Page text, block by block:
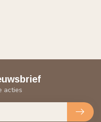
acties